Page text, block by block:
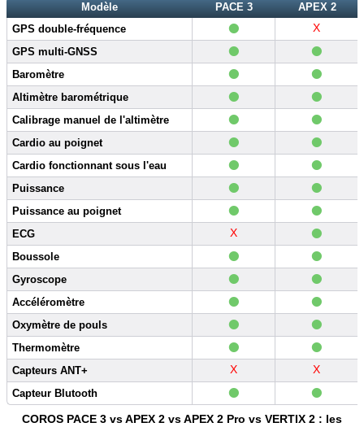
Modèle PACE 3
APEX 2
GPS double-fréquence
•
X
GPS multi-GNSS
• •
Baromètre • •
Altimètre barométrique • •
Calibrage manuel de l'altimètre • •
Cardio au poignet • •
Cardio fonctionnant sous l'eau • •
Puissance • •
Puissance au poignet • •
ECG X •
Boussole • •
Gyroscope • •
Accéléromètre • •
Oxymètre de pouls • •
Thermomètre • •
Capteurs ANT+ X
X
Capteur Blutooth
• •
COROS PACE 3 vs APEX 2 vs APEX 2 Pro vs VERTIX 2 : les